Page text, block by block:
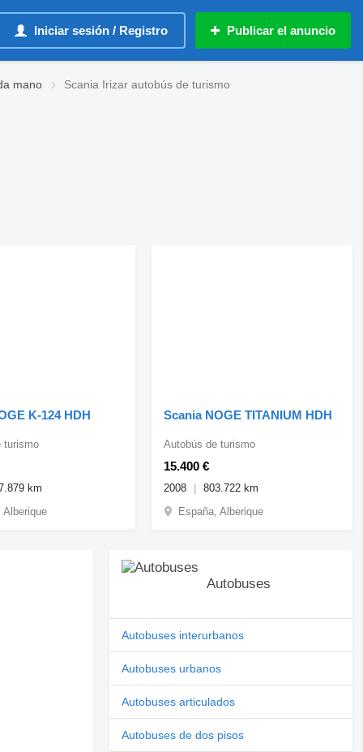
Iniciar sesión / Registro Publicar el anuncio
mano Scania Irizar autobús de turismo
K-124 HDH
turismo
km
Alberique
Scania NOGE TITANIUM HDH
15.400 €
Autobús de turismo
2008
803.722 km
España, Alberique
Autobuses
Autobuses interurbanos
Autobuses urbanos
Autobuses articulados
Autobuses de dos pisos